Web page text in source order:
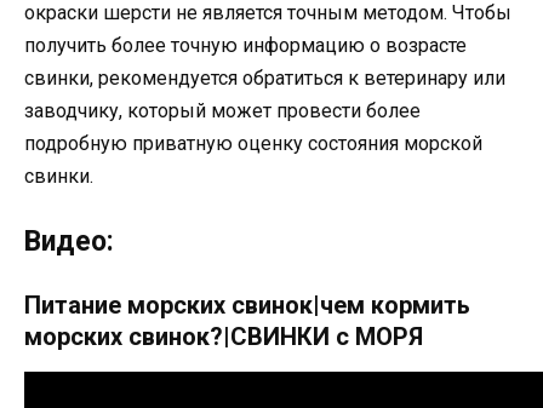
окраски шерсти не является точным методом. Чтобы
получить более точную информацию о возрасте
свинки, рекомендуется обратиться к ветеринару или
заводчику, который может провести более
подробную приватную оценку состояния морской
свинки.
Видео:
Питание морских свинок|чем кормить
морских свинок?|СВИНКИ с МОРЯ